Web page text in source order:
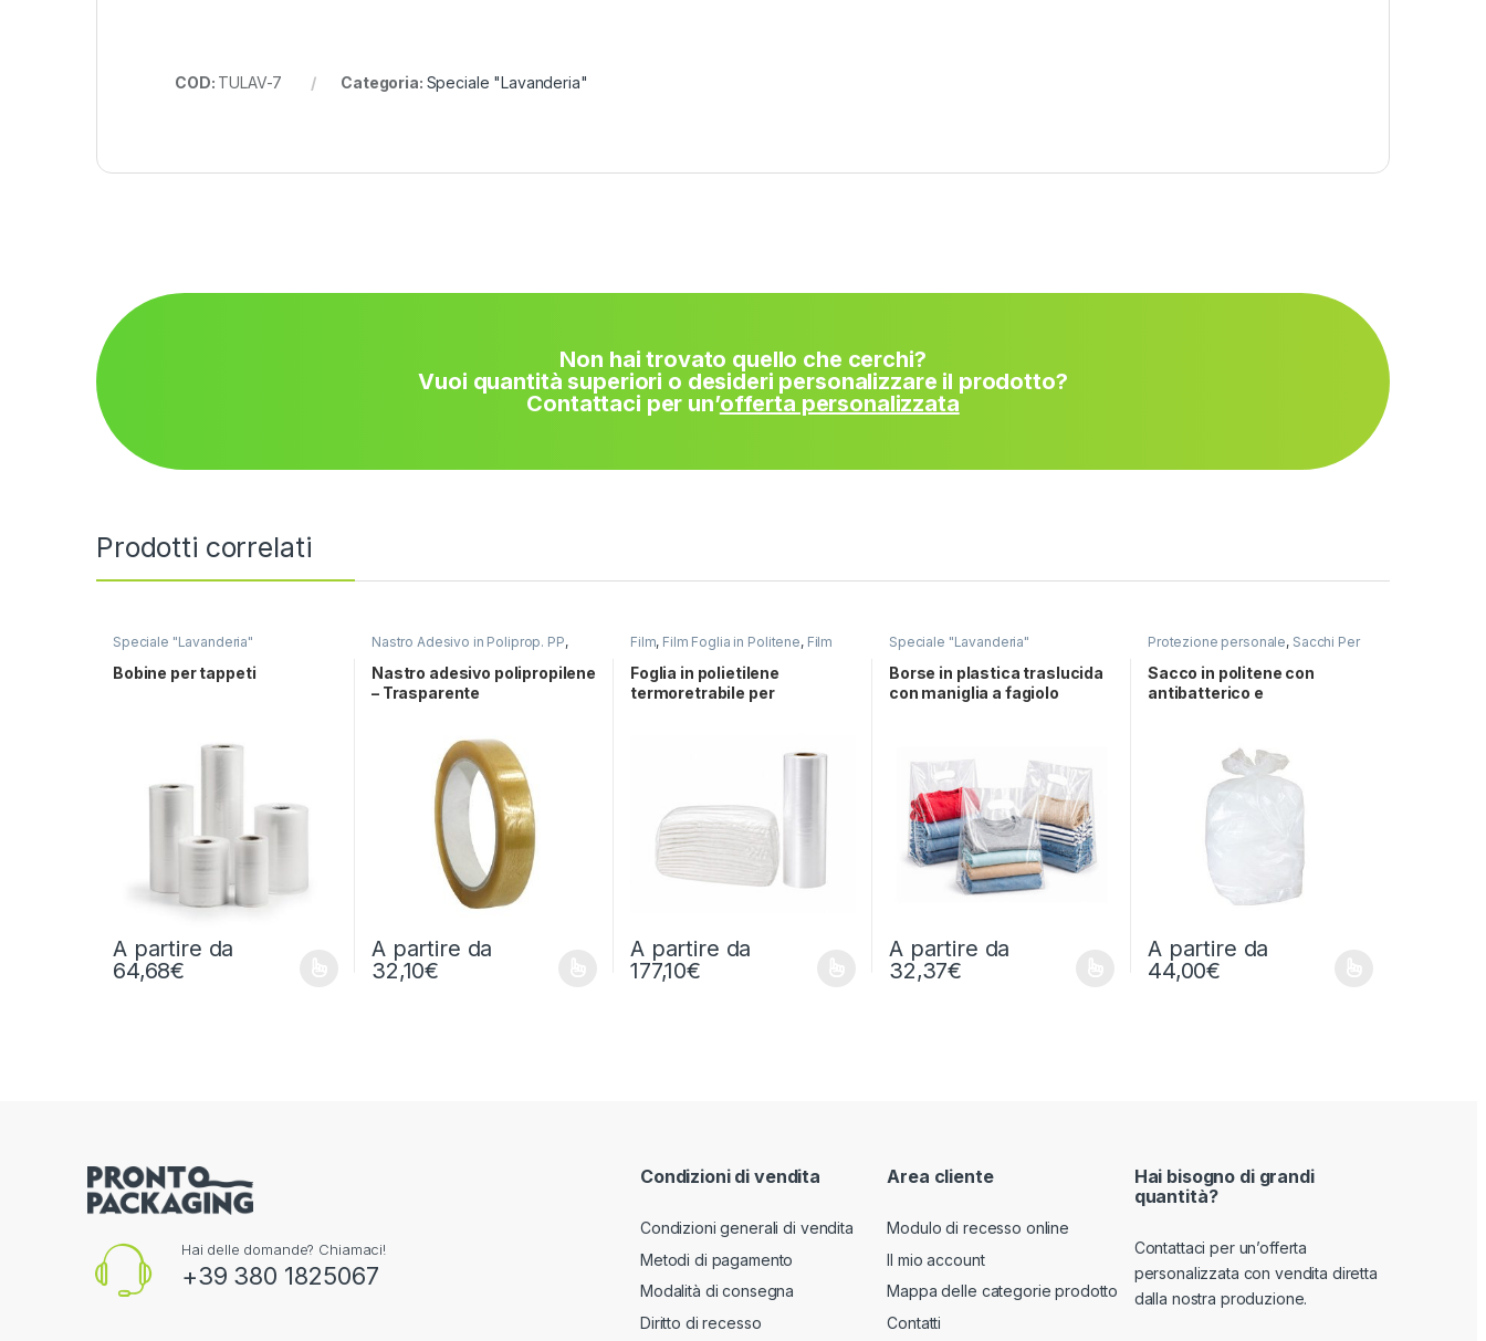
COD: TULAV-7 Categoria: Speciale "Lavanderia"
Non hai trovato quello che cerchi?
Vuoi quantità superiori o desideri personalizzare il prodotto?
Contattaci per un’offerta personalizzata
Prodotti correlati
Speciale "Lavanderia"
Bobine per tappeti
A partire da
64,68€
Questo prodotto ha più varianti. Le opzioni possono essere scelte nella pagina del prodotto
Nastro Adesivo in Poliprop. PP,
Speciale "Lavanderia"
Nastro adesivo polipropilene
– Trasparente
A partire da
32,10€
Questo prodotto ha più varianti. Le opzioni possono essere scelte nella pagina del prodotto
Film, Film Foglia in Politene, Film
Foglia in Politene Termoretraibile
Speciale "Lavanderia"
Foglia in polietilene
termoretrabile per
A partire da
177,10€
Questo prodotto ha più varianti. Le opzioni possono essere scelte nella pagina del prodotto
Speciale "Lavanderia"
Borse in plastica traslucida
con maniglia a fagiolo
A partire da
32,37€
Questo prodotto ha più varianti. Le opzioni possono essere scelte nella pagina del
Protezione personale, Sacchi Per
Speciale "Lavanderia"
Sacco in politene con
antibatterico e
A partire da
44,00€
Questo prodotto ha più varianti. Le opzioni
Hai delle domande? Chiamaci!
+39 380 1825067
Condizioni di vendita
Condizioni generali di vendita
Metodi di pagamento
Modalità di consegna
Diritto di recesso
Area cliente
Modulo di recesso online
Il mio account
Mappa delle categorie prodotto
Contatti
Hai bisogno di grandi
quantità?
Contattaci per un’offerta
personalizzata con vendita diretta
dalla nostra produzione.